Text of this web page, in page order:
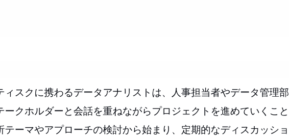
ィスクに携わるデータアナリストは、人事担当者やデータ管理部
ークホルダーと会話を重ねながらプロジェクトを進めていくこと
テーマやアプローチの検討から始まり、定期的なディスカッショ